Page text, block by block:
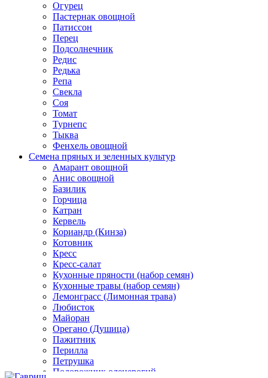
Огурец
Пастернак овощной
Патиссон
Перец
Подсолнечник
Редис
Редька
Репа
Свекла
Соя
Томат
Турнепс
Тыква
Фенхель овощной
Семена пряных и зеленных культур
Амарант овощной
Анис овощной
Базилик
Горчица
Катран
Кервель
Кориандр (Кинза)
Котовник
Кресс
Кресс-салат
Кухонные пряности (набор семян)
Кухонные травы (набор семян)
Лемонграсс (Лимонная трава)
Любисток
Майоран
Орегано (Душица)
Пажитник
Перилла
Петрушка
Подорожник оленерогий